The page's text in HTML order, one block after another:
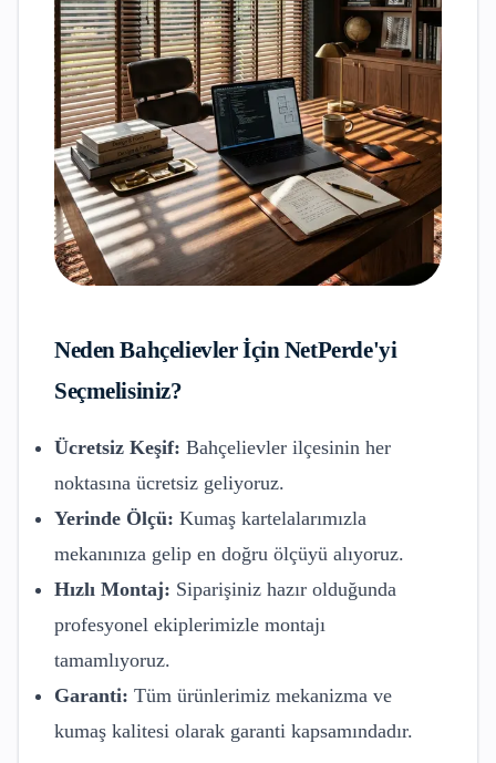
NedenBahçelievlerİçin NetPerde'yi
Seçmelisiniz?
Ücretsiz Keşif: Bahçelievler ilçesinin her
noktasına ücretsiz geliyoruz.
Yerinde Ölçü: Kumaş kartelalarımızla
mekanınıza gelip en doğru ölçüyü alıyoruz.
Hızlı Montaj: Siparişiniz hazır olduğunda
profesyonel ekiplerimizle montajı
tamamlıyoruz.
Garanti: Tüm ürünlerimiz mekanizma ve
kumaş kalitesi olarak garanti kapsamındadır.